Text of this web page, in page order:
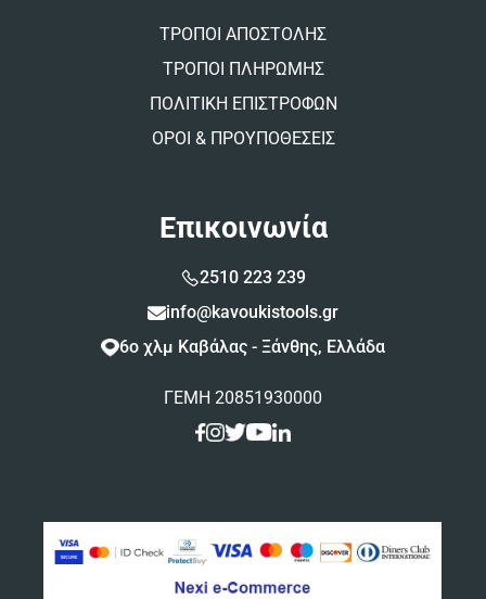
ΤΡΟΠΟΙ ΑΠΟΣΤΟΛΗΣ
ΤΡΟΠΟΙ ΠΛΗΡΩΜΗΣ
ΠΟΛΙΤΙΚΗ ΕΠΙΣΤΡΟΦΩΝ
ΟΡΟΙ & ΠΡΟΥΠΟΘΕΣΕΙΣ
Επικοινωνία
2510 223 239
info@kavoukistools.gr
6ο χλμ Καβάλας - Ξάνθης, Ελλάδα
ΓΕΜΗ 20851930000